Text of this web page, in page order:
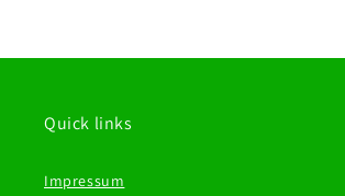
Quick links
Impressum